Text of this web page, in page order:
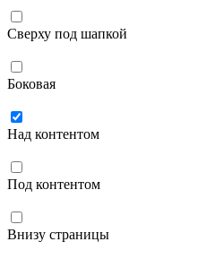
Сверху под шапкой
Боковая
Над контентом
Под контентом
Внизу страницы